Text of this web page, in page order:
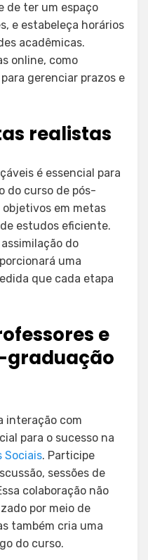
de ter um espaço
e estabeleça horários
acadêmicas.
online, como
gerenciar prazos e
realistas
é essencial para
do curso de pós-
em metas
estudos eficiente.
do
uma
que cada etapa
e
graduação
interação com
para o sucesso na
Sociais. Participe
sessões de
colaboração não
por meio de
também cria uma
do curso.